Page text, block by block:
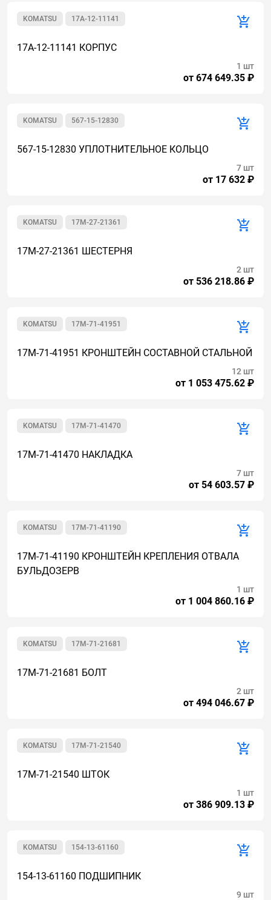
17A-12-11141
KOMATSU
17A-12-11141 КОРПУС
от 674 649.35 ₽
1 шт
567-15-12830
KOMATSU
567-15-12830 УПЛОТНИТЕЛЬНОЕ КОЛЬЦО
от 17 632 ₽
7 шт
17M-27-21361
KOMATSU
17M-27-21361 ШЕСТЕРНЯ
от 536 218.86 ₽
2 шт
17M-71-41951
KOMATSU
17M-71-41951 КРОНШТЕЙН СОСТАВНОЙ СТАЛЬНОЙ
от 1 053 475.62 ₽
12 шт
17M-71-41470
KOMATSU
17M-71-41470 НАКЛАДКА
от 54 603.57 ₽
7 шт
17M-71-41190
KOMATSU
17M-71-41190 КРОНШТЕЙН КРЕПЛЕНИЯ ОТВАЛА
БУЛЬДОЗЕРВ
от 1 004 860.16 ₽
1 шт
17M-71-21681
KOMATSU
17M-71-21681 БОЛТ
от 494 046.67 ₽
2 шт
17M-71-21540
KOMATSU
17M-71-21540 ШТОК
от 386 909.13 ₽
1 шт
154-13-61160
KOMATSU
154-13-61160 ПОДШИПНИК
9 шт